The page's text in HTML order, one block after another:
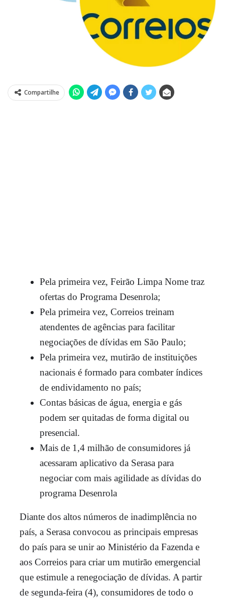
Compartilhe
Pela primeira vez, Feirão Limpa Nome traz
ofertas do Programa Desenrola;
Pela primeira vez, Correios treinam
atendentes de agências para facilitar
negociações de dívidas em São Paulo;
Pela primeira vez, mutirão de instituições
nacionais é formado para combater índices
de endividamento no país;
Contas básicas de água, energia e gás
podem ser quitadas de forma digital ou
presencial.
Mais de 1,4 milhão de consumidores já
acessaram aplicativo da Serasa para
negociar com mais agilidade as dívidas do
programa Desenrola
Diante dos altos números de inadimplência no
país, a Serasa convocou as principais empresas
do país para se unir ao Ministério da Fazenda e
aos Correios para criar um mutirão emergencial
que estimule a renegociação de dívidas. A partir
de segunda-feira (4), consumidores de todo o